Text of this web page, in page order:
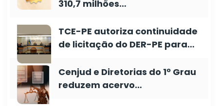
310,7 milhões…
TCE-PE autoriza continuidade
de licitação do DER-PE para…
Cenjud e Diretorias do 1º Grau
reduzem acervo…